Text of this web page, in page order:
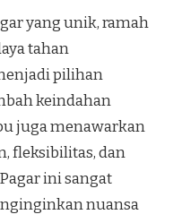
yang unik, ramah
tahan
pilihan
keindahan
juga menawarkan
fleksibilitas, dan
ini sangat
nuansa